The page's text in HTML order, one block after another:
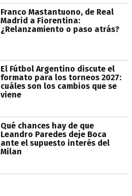
Franco Mastantuono, de Real
Madrid a Fiorentina:
¿Relanzamiento o paso atrás?
El Fútbol Argentino discute el
formato para los torneos 2027:
cuáles son los cambios que se
viene
Qué chances hay de que
Leandro Paredes deje Boca
ante el supuesto interés del
Milan